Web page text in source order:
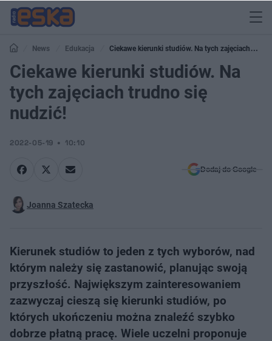
News Edukacja
Ciekawe kierunki studiów. Na tych zajęciach
trudno się nudzić!
Ciekawe kierunki studiów. Na
tych zajęciach trudno się
nudzić!
2022-05-19 10:10
Dodaj do Google
Joanna Szatecka
Kierunek studiów to jeden z tych wyborów, nad
którym należy się zastanowić, planując swoją
przyszłość. Największym zainteresowaniem
zazwyczaj cieszą się kierunki studiów, po
których ukończeniu można znaleźć szybko
dobrze płatną pracę. Wiele uczelni proponuje